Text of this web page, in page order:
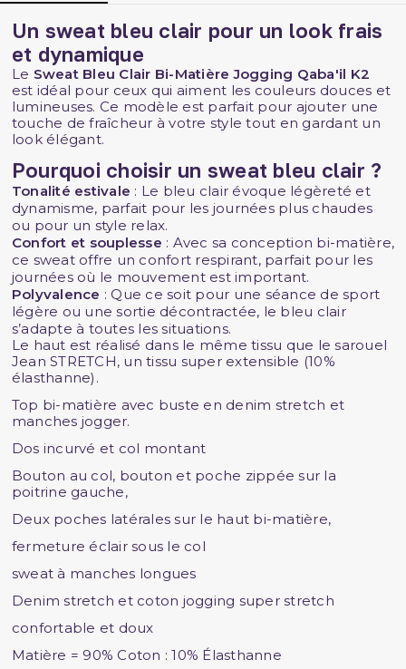
Un sweat bleu clair pour un look frais
et dynamique
Le Sweat Bleu Clair Bi-Matière Jogging Qaba'il K2
est idéal pour ceux qui aiment les couleurs douces et
lumineuses. Ce modèle est parfait pour ajouter une
touche de fraîcheur à votre style tout en gardant un
look élégant.
Pourquoi choisir un sweat bleu clair ?
Tonalité estivale : Le bleu clair évoque légèreté et
dynamisme, parfait pour les journées plus chaudes
ou pour un style relax.
Confort et souplesse : Avec sa conception bi-matière,
ce sweat offre un confort respirant, parfait pour les
journées où le mouvement est important.
Polyvalence : Que ce soit pour une séance de sport
légère ou une sortie décontractée, le bleu clair
s’adapte à toutes les situations.
Le haut est réalisé dans le même tissu que le sarouel
Jean STRETCH, un tissu super extensible (10%
élasthanne).
Top bi-matière avec buste en denim stretch et
manches jogger.
Dos incurvé et col montant
Bouton au col, bouton et poche zippée sur la
poitrine gauche,
Deux poches latérales sur le haut bi-matière,
fermeture éclair sous le col
sweat à manches longues
Denim stretch et coton jogging super stretch
confortable et doux
Matière = 90% Coton : 10% Élasthanne